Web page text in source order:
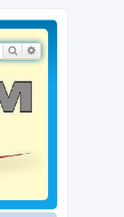
Suche